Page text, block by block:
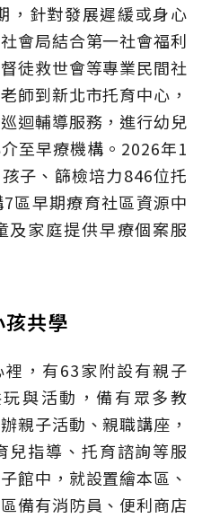
，針對發展遲緩或身心
會局結合第一社會福利
徒救世會等專業民間社
師到新北市托育中心，
迴輔導服務，進行幼兒
至早療機構。2026年1
子、篩檢培力846位托
區早期療育社區資源中
及家庭提供早療個案服
共學
，有63家附設有親子
與活動，備有眾多教
親子活動、親職講座，
兒指導、托育諮詢等服
館中，就設置繪本區、
備有消防員、便利商店